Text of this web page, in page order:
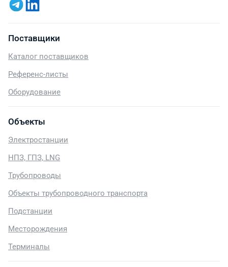
Поставщики
Каталог поставщиков
Референс-листы
Оборудование
Объекты
Электростанции
НПЗ, ГПЗ, LNG
Трубопроводы
Объекты трубопроводного транспорта
Подстанции
Месторождения
Терминалы